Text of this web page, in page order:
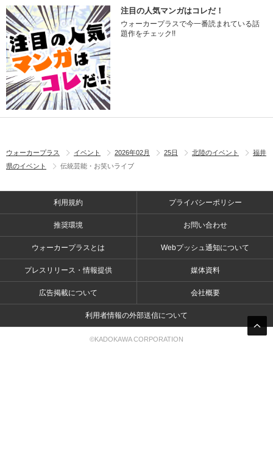
注目の人気マンガはコレだ！
ウォーカープラスで今一番読まれている話
題作をチェック!!
ウォーカープラス イベント 2026年02月 25日 北陸のイベント
福井
県のイベント
伝統芸能・お笑いライブ
利用規約 プライバシーポリシー
推奨環境 お問い合わせ
ウォーカープラスとは Webプッシュ通知について
プレスリリース・情報提供 媒体資料
広告掲載について 会社概要
利用者情報の外部送信について
©KADOKAWA CORPORATION